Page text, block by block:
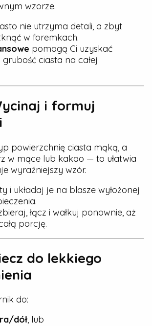
wzorze.
nie utrzyma detali, a zbyt
w foremkach.
pomogą Ci uzyskać
ciasta na całej
i formuj
powierzchnię ciasta mąką, a
w mące lub kakao — to ułatwia
wyraźniejszy wzór.
i układaj je na blasze wyłożonej
łącz i wałkuj ponownie, aż
porcję.
do lekkiego
do:
dół, lub